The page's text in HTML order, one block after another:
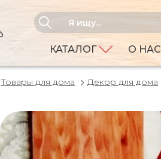
КАТАЛОГ О НАС
Товары для дома Декор для дома